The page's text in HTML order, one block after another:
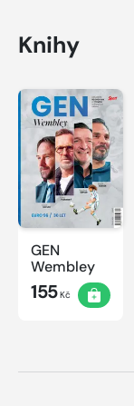
Knihy
GEN
Wembley
155Kč